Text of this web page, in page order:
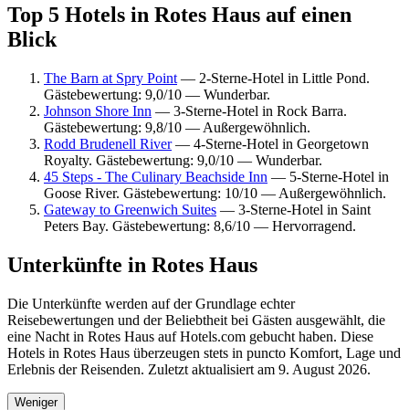
Top 5 Hotels in Rotes Haus auf einen
Blick
The Barn at Spry Point — 2-Sterne-Hotel in Little Pond.
Gästebewertung: 9,0/10 — Wunderbar.
Johnson Shore Inn — 3-Sterne-Hotel in Rock Barra.
Gästebewertung: 9,8/10 — Außergewöhnlich.
Rodd Brudenell River— 4-Sterne-Hotel in Georgetown
Royalty. Gästebewertung: 9,0/10 — Wunderbar.
45 Steps - The Culinary Beachside Inn — 5-Sterne-Hotel in
Goose River. Gästebewertung: 10/10 — Außergewöhnlich.
Gateway to Greenwich Suites — 3-Sterne-Hotel in Saint
Peters Bay. Gästebewertung: 8,6/10 — Hervorragend.
Unterkünfte in Rotes Haus
Die Unterkünfte werden auf der Grundlage echter
Reisebewertungen und der Beliebtheit bei Gästen ausgewählt, die
eine Nacht in Rotes Haus auf Hotels.com gebucht haben. Diese
Hotels in Rotes Haus überzeugen stets in puncto Komfort, Lage und
Erlebnis der Reisenden. Zuletzt aktualisiert am 9. August 2026.
Weniger